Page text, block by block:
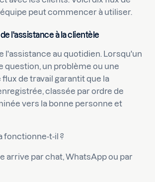
peut commencer à utiliser.
de l'assistance à la clientèle
l'assistance au quotidien. Lorsqu'un
question, un problème ou une
de travail garantit que la
classée par ordre de
vers la bonne personne et
fonctionne-t-il ?
arrive par chat, WhatsApp ou par